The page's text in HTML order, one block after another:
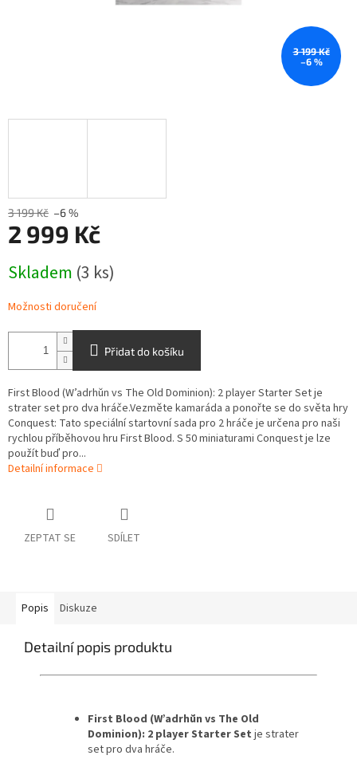
3 199 Kč
–6 %
3 199 Kč –6 %
2 999 Kč
cena:
Skladem (3 ks)
Možnosti doručení
Přidat do košíku
First Blood (W’adrhŭn vs The Old Dominion): 2 player Starter Set je
strater set pro dva hráče.Vezměte kamaráda a ponořte se do světa hry
Conquest: Tato speciální startovní sada pro 2 hráče je určena pro naši
rychlou příběhovou hru First Blood. S 50 miniaturami Conquest je lze
použít buď pro...
Detailní informace
ZEPTAT SE SDÍLET
Popis Diskuze
Detailní popis produktu
First Blood (W’adrhŭn vs The Old
Dominion): 2 player Starter Set je strater
set pro dva hráče.